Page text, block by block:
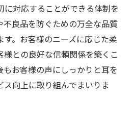
に対応することができる体制を
良品を防ぐための万全な品質
。お客様のニーズに応じた柔
との良好な信頼関係を築くこ
もお客様の声にしっかりと耳を
向上に取り組んでまいりま